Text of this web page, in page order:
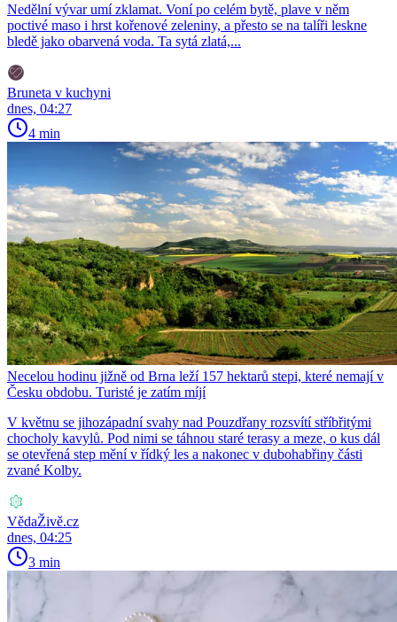
Nedělní vývar umí zklamat. Voní po celém bytě, plave v něm
poctivé maso i hrst kořenové zeleniny, a přesto se na talíři leskne
bledě jako obarvená voda. Ta sytá zlatá,...
Bruneta v kuchyni
dnes, 04:27
4 min
Necelou hodinu jižně od Brna leží 157 hektarů stepi, které nemají v
Česku obdobu. Turisté je zatím míjí
V květnu se jihozápadní svahy nad Pouzdřany rozsvítí stříbřitými
chocholy kavylů. Pod nimi se táhnou staré terasy a meze, o kus dál
se otevřená step mění v řídký les a nakonec v dubohabřiny části
zvané Kolby.
VědaŽivě.cz
dnes, 04:25
3 min